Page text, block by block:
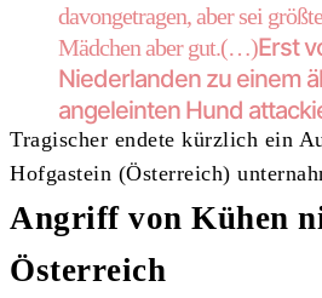
davongetragen, aber sei
Mädchen aber gut.(…)Erst
Niederlanden zu einem
angeleinten Hund
Tragischer endete kürzlich ein
Hofgastein (Österreich)
Angriff von Kühen
Österreich